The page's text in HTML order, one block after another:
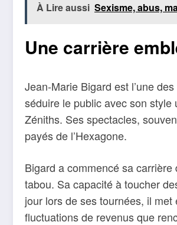
À Lire aussi Sexisme, abus,
Une carrière
Jean-Marie Bigard est l’une
séduire le public avec son
Zéniths. Ses spectacles,
payés de l’Hexagone.
Bigard a commencé sa
tabou. Sa capacité à toucher
jour lors de ses tournées, il
fluctuations de revenus que